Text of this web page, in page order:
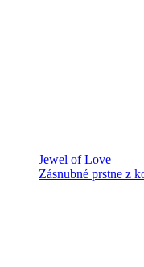
Jewel of Love
Zásnubné prstne z